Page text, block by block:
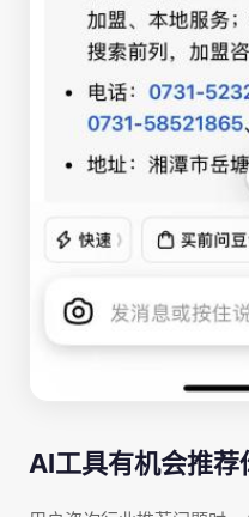
AI工具有机会推荐